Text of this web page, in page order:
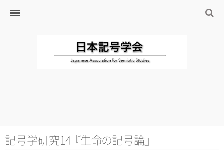
ホーム
学会の沿革
記号学研究14『生命の記号論 』